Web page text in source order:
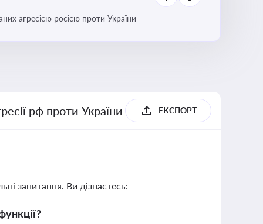
агресією росією проти України
рф проти України ЕКСПОРТ
запитання. Ви дізнаєтесь: